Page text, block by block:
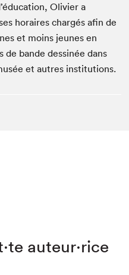
Olivier a
horaires chargés afin de
et moins jeunes en
bande dessinée dans
et autres institutions.
auteur·rice